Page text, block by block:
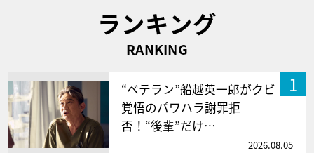
ランキング
RANKING
1
“ベテラン”船越英一郎がクビ
覚悟のパワハラ謝罪拒
否！“後輩”だけ…
2026.08.05